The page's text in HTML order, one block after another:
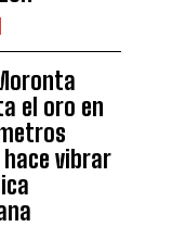
el oro en
vibrar